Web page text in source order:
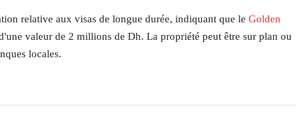
relative aux visas de longue durée, indiquant que le Golden
valeur de 2 millions de Dh. La propriété peut être sur plan ou
locales.